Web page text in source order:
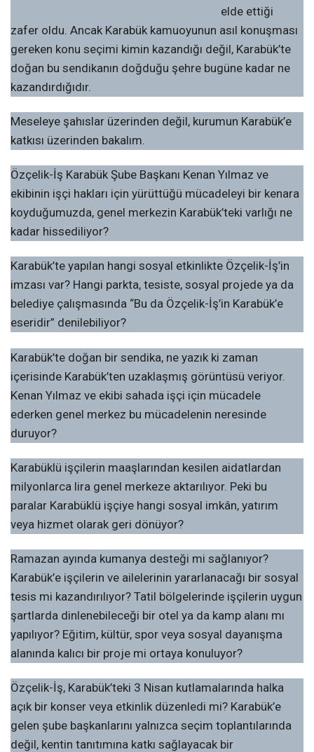
elde ettiği
zafer oldu. Ancak Karabük kamuoyunun asıl konuşması
gereken konu seçimi kimin kazandığı değil, Karabük’te
doğan bu sendikanın doğduğu şehre bugüne kadar ne
kazandırdığıdır.
Meseleye şahıslar üzerinden değil, kurumun Karabük’e
katkısı üzerinden bakalım.
Özçelik-İş Karabük Şube Başkanı Kenan Yılmaz ve
ekibinin işçi hakları için yürüttüğü mücadeleyi bir kenara
koyduğumuzda, genel merkezin Karabük’teki varlığı ne
kadar hissediliyor?
Karabük’te yapılan hangi sosyal etkinlikte Özçelik-İş’in
imzası var? Hangi parkta, tesiste, sosyal projede ya da
belediye çalışmasında “Bu da Özçelik-İş’in Karabük’e
eseridir” denilebiliyor?
Karabük’te doğan bir sendika, ne yazık ki zaman
içerisinde Karabük’ten uzaklaşmış görüntüsü veriyor.
Kenan Yılmaz ve ekibi sahada işçi için mücadele
ederken genel merkez bu mücadelenin neresinde
duruyor?
Karabüklü işçilerin maaşlarından kesilen aidatlardan
milyonlarca lira genel merkeze aktarılıyor. Peki bu
paralar Karabüklü işçiye hangi sosyal imkân, yatırım
veya hizmet olarak geri dönüyor?
Ramazan ayında kumanya desteği mi sağlanıyor?
Karabük’e işçilerin ve ailelerinin yararlanacağı bir sosyal
tesis mi kazandırılıyor? Tatil bölgelerinde işçilerin uygun
şartlarda dinlenebileceği bir otel ya da kamp alanı mı
yapılıyor? Eğitim, kültür, spor veya sosyal dayanışma
alanında kalıcı bir proje mi ortaya konuluyor?
Özçelik-İş, Karabük’teki 3 Nisan kutlamalarında halka
açık bir konser veya etkinlik düzenledi mi? Karabük’e
gelen şube başkanlarını yalnızca seçim toplantılarında
değil, kentin tanıtımına katkı sağlayacak bir